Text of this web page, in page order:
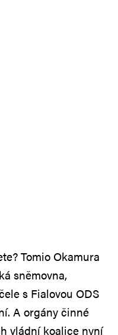
Tomio Okamura
sněmovna,
s Fialovou ODS
A orgány činné
vládní koalice nyní